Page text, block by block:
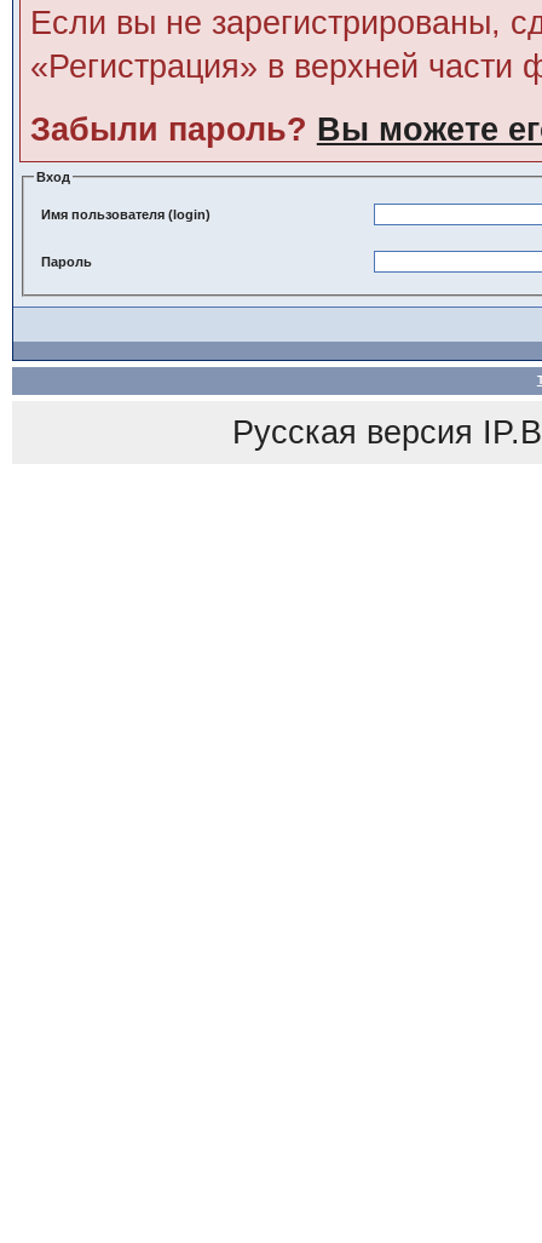
Если вы не зарегистрированы,
«Регистрация» в верхней части
Забыли пароль? Вы можете
Вход
Имя пользователя (login)
Пароль
Русская версия